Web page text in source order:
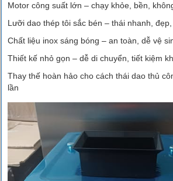
Motor công suất lớn – chạy khỏe, bền,
Lưỡi dao thép tôi sắc bén – thái nhanh,
Chất liệu inox sáng bóng – an toàn, dễ vệ
Thiết kế nhỏ gọn – dễ di chuyển, tiết kiệm
Thay thế hoàn hảo cho cách thái dao thủ
lần